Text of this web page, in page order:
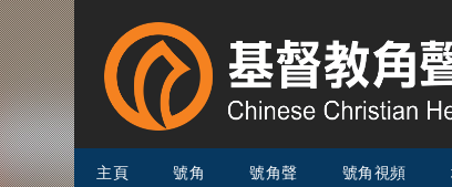
主頁 號角 號角聲 號角視頻